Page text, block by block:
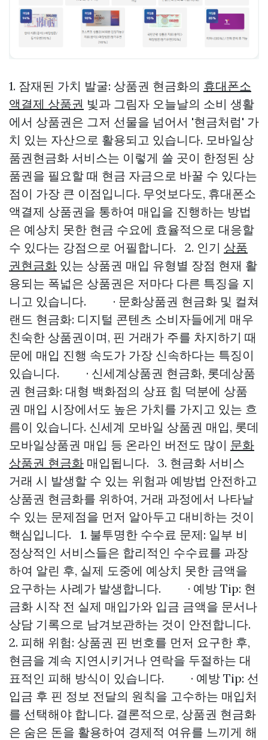
1. 잠재된 가치 발굴: 상품권 현금화의 휴대폰소
액결제 상품권 빛과 그림자 오늘날의 소비 생활
에서 상품권은 그저 선물을 넘어서 '현금처럼' 가
치 있는 자산으로 활용되고 있습니다. 모바일상
품권현금화 서비스는 이렇게 쓸 곳이 한정된 상
품권을 필요할 때 현금 자금으로 바꿀 수 있다는
점이 가장 큰 이점입니다. 무엇보다도, 휴대폰소
액결제 상품권을 통하여 매입을 진행하는 방법
은 예상치 못한 현금 수요에 효율적으로 대응할
수 있다는 강점으로 어필합니다. 2. 인기 상품
권현금화 있는 상품권 매입 유형별 장점 현재 활
용되는 폭넓은 상품권은 저마다 다른 특징을 지
니고 있습니다. · 문화상품권 현금화 및 컬쳐
랜드 현금화: 디지털 콘텐츠 소비자들에게 매우
친숙한 상품권이며, 핀 거래가 주를 차지하기 때
문에 매입 진행 속도가 가장 신속하다는 특징이
있습니다. · 신세계상품권 현금화, 롯데상품
권 현금화: 대형 백화점의 상표 힘 덕분에 상품
권 매입 시장에서도 높은 가치를 가지고 있는 흐
름이 있습니다. 신세계 모바일 상품권 매입, 롯데
모바일상품권 매입 등 온라인 버전도 많이 문화
상품권 현금화 매입됩니다. 3. 현금화 서비스
거래 시 발생할 수 있는 위험과 예방법 안전하고
상품권 현금화를 위하여, 거래 과정에서 나타날
수 있는 문제점을 먼저 알아두고 대비하는 것이
핵심입니다. 1. 불투명한 수수료 문제: 일부 비
정상적인 서비스들은 합리적인 수수료를 과장
하여 알린 후, 실제 도중에 예상치 못한 금액을
요구하는 사례가 발생합니다. · 예방 Tip: 현
금화 시작 전 실제 매입가와 입금 금액을 문서나
상담 기록으로 남겨보관하는 것이 안전합니다.
2. 피해 위험: 상품권 핀 번호를 먼저 요구한 후,
현금을 계속 지연시키거나 연락을 두절하는 대
표적인 피해 방식이 있습니다. · 예방 Tip: 선
입금 후 핀 정보 전달의 원칙을 고수하는 매입처
를 선택해야 합니다. 결론적으로, 상품권 현금화
은 숨은 돈을 활용하여 경제적 여유를 느끼게 해